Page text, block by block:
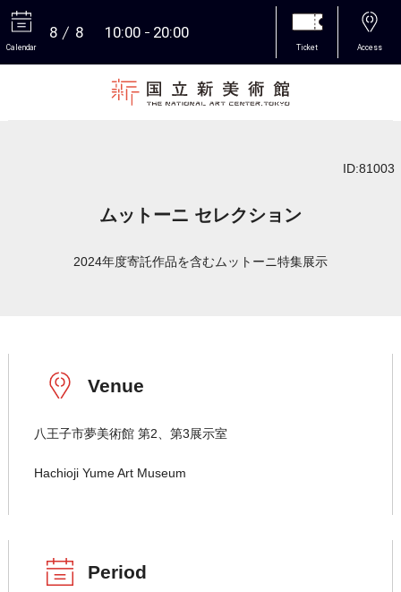
Calendar
8 8 10:00 20:00
Ticket Access
ID:81003
ムットーニ セレクション
2024年度寄託作品を含むムットーニ特集展示
Venue
八王子市夢美術館 第2、第3展示室
Hachioji Yume Art Museum
Period